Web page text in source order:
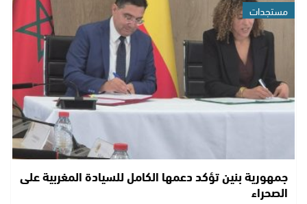
مستجدات
جمهورية بنين تؤكد دعمها الكامل للسيادة المغربية على
الصحراء